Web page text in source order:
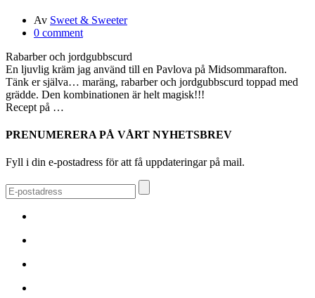
Av Sweet & Sweeter
0 comment
Rabarber och jordgubbscurd
En ljuvlig kräm jag använd till en Pavlova på Midsommarafton.
Tänk er själva… maräng, rabarber och jordgubbscurd toppad med
grädde. Den kombinationen är helt magisk!!!
Recept på …
PRENUMERERA PÅ VÅRT NYHETSBREV
Fyll i din e-postadress för att få uppdateringar på mail.